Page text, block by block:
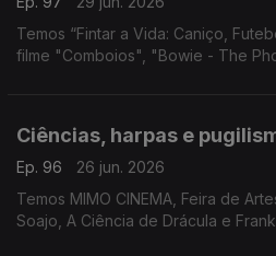
Temos “Fintar a Vida: Caniço,
filme "Comboios", "Bowie - The
Ciências, harpas e
Ep. 96
26 jun. 2026
Temos MIMO CINEMA, Feira de
Soajo, A Ciência de Drácula e